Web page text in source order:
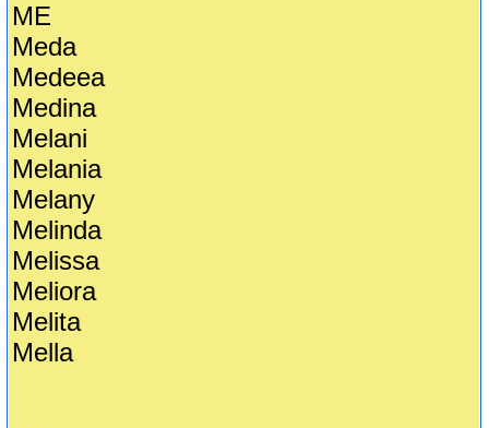
ME
Meda
Medeea
Medina
Melani
Melania
Melany
Melinda
Melissa
Meliora
Melita
Mella